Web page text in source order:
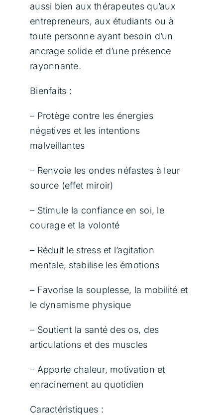
aussi bien aux thérapeutes qu’aux
entrepreneurs, aux étudiants ou à
toute personne ayant besoin d’un
ancrage solide et d’une présence
rayonnante.
Bienfaits :
– Protège contre les énergies
négatives et les intentions
malveillantes
– Renvoie les ondes néfastes à leur
source (effet miroir)
– Stimule la confiance en soi, le
courage et la volonté
– Réduit le stress et l’agitation
mentale, stabilise les émotions
– Favorise la souplesse, la mobilité et
le dynamisme physique
– Soutient la santé des os, des
articulations et des muscles
– Apporte chaleur, motivation et
enracinement au quotidien
Caractéristiques :